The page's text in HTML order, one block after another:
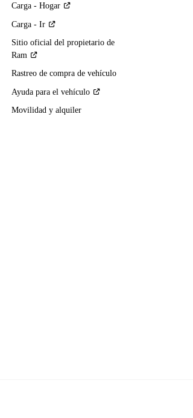
Carga - Hogar
Carga - Ir
Sitio oficial del propietario de
Ram
Rastreo de compra de vehículo
Ayuda para el vehículo
Movilidad y alquiler